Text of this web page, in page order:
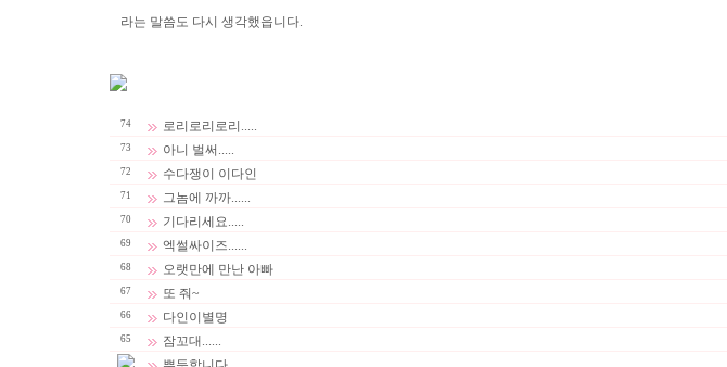
라는 말씀도 다시 생각했읍니다.
74 로리로리로리.....
73 아니 벌써.....
72 수다쟁이 이다인
71 그놈에 까까......
70 기다리세요.....
69 엑썰싸이즈......
68 오랫만에 만난 아빠
67 또 줘~
66 다인이별명
65 잠꼬대......